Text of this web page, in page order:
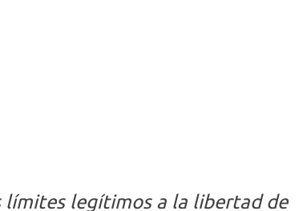
límites legítimos a la libertad de